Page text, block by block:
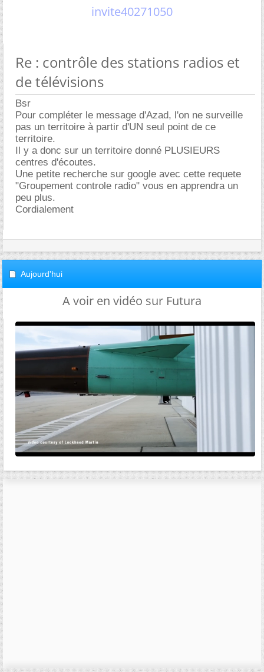
invite40271050
Re : contrôle des stations radios et
de télévisions
Bsr
Pour compléter le message d'Azad, l'on ne surveille
pas un territoire à partir d'UN seul point de ce
territoire.
Il y a donc sur un territoire donné PLUSIEURS
centres d'écoutes.
Une petite recherche sur google avec cette requete
"Groupement controle radio" vous en apprendra un
peu plus.
Cordialement
Aujourd'hui
A voir en vidéo sur Futura